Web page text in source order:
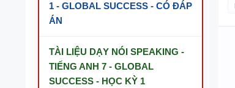
1 - GLOBAL SUCCESS - CÓ ĐÁP
ÁN
TÀI LIỆU DẠY NÓI SPEAKING -
TIẾNG ANH 7 - GLOBAL
SUCCESS - HỌC KỲ 1